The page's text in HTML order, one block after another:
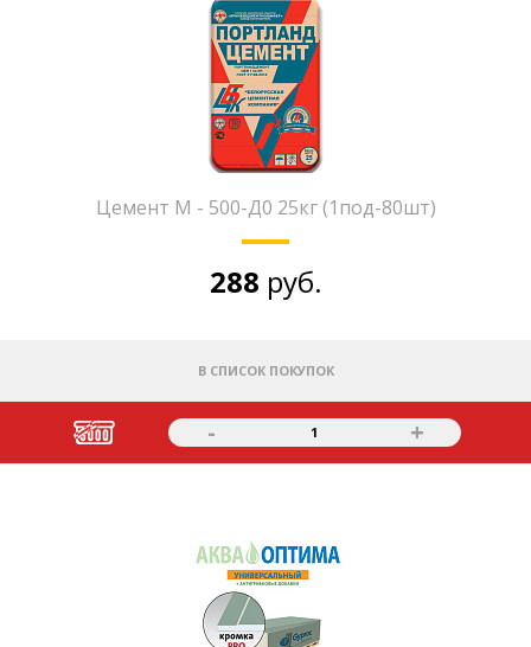
Цемент М - 500-Д0 25кг (1под-80шт)
288 руб.
В СПИСОК ПОКУПОК
- 1 +